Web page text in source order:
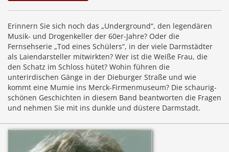
Erinnern Sie sich noch das „Underground“, den legendären
Musik- und Drogenkeller der 60er-Jahre? Oder die
Fernsehserie „Tod eines Schülers“, in der viele Darmstädter
als Laiendarsteller mitwirkten? Wer ist die Weiße Frau, die
den Schatz im Schloss hütet? Wohin führen die
unterirdischen Gänge in der Dieburger Straße und wie
kommt eine Mumie ins Merck-Firmenmuseum? Die schaurig-
schönen Geschichten in diesem Band beantworten die Fragen
und nehmen Sie mit ins dunkle und düstere Darmstadt.